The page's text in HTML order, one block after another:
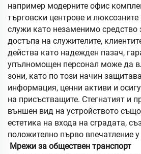
например модерните офис
търговски центрове и люксозните
служи като незаменимо средство
достъпа на служителите,
действа като надежден пазач,
упълномощен персонал може да
зони, като по този начин
информация, ценни активи и
на присъстващите. Стегнатият и
външен вид на устройството
естетика на входа на сградата,
положително първо впечатление у
Мрежи за обществен транспорт